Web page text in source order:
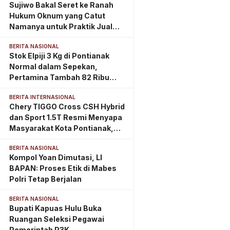
Sujiwo Bakal Seret ke Ranah
Hukum Oknum yang Catut
Namanya untuk Praktik Jual
BERITA NASIONAL
Stok Elpiji 3 Kg di Pontianak
Normal dalam Sepekan,
Pertamina Tambah 82 Ribu
BERITA INTERNASIONAL
Chery TIGGO Cross CSH Hybrid
dan Sport 1.5T Resmi Menyapa
Masyarakat Kota Pontianak,
Kalimantan Barat
BERITA NASIONAL
Kompol Yoan Dimutasi, LI
BAPAN: Proses Etik di Mabes
Polri Tetap Berjalan
BERITA NASIONAL
Bupati Kapuas Hulu Buka
Ruangan Seleksi Pegawai